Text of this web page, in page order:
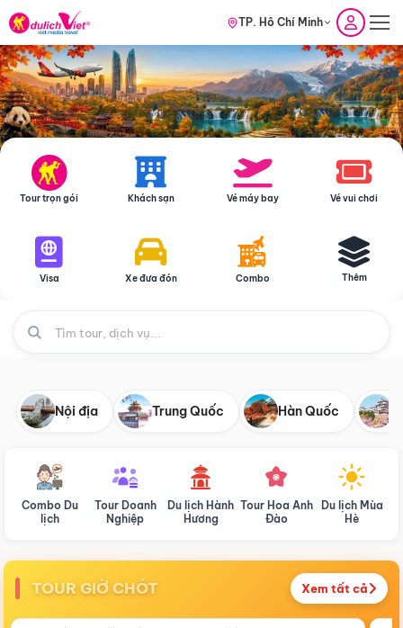
TP. Hồ Chí Minh
Tour trọn gói Khách sạn Vé máy bay Vé vui chơi
Visa Xe đưa đón Combo Thêm
Nội địa Trung Quốc Hàn Quốc
Combo Du
lịch
Tour Doanh
Nghiệp
Du lịch Hành
Hương
Tour Hoa Anh
Đào
Du lịch Mùa
Hè
TOUR GIỜ CHÓT Xem tất cả
Điểm nổi bật